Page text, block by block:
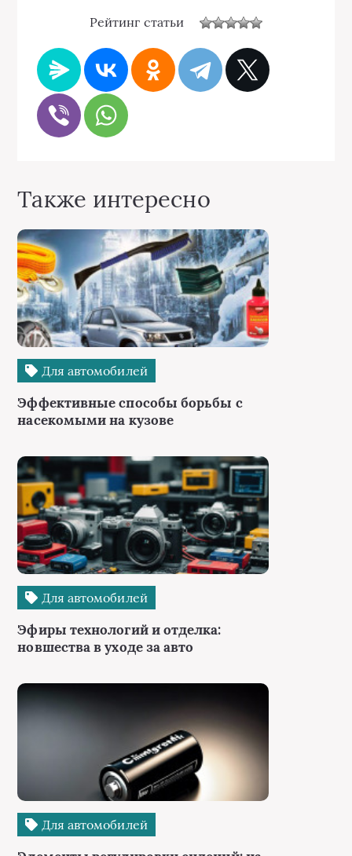
Рейтинг статьи
Также интересно
Для автомобилей
Эффективные способы борьбы с
насекомыми на кузове
Для автомобилей
Эфиры технологий и отделка:
новшества в уходе за авто
Для автомобилей